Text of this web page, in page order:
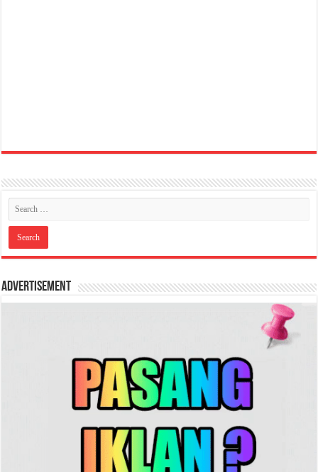
Advertisement